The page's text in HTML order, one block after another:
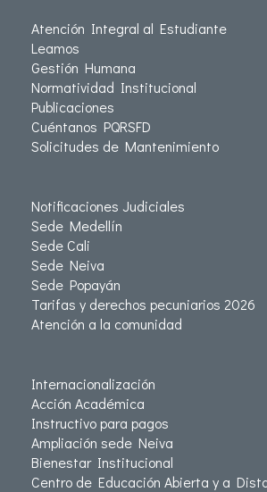
Atención Integral al Estudiante
Leamos
Gestión Humana
Normatividad Institucional
Publicaciones
Cuéntanos PQRSFD
Solicitudes de Mantenimiento
Notificaciones Judiciales
Sede Medellín
Sede Cali
Sede Neiva
Sede Popayán
Tarifas y derechos pecuniarios 2026
Atención a la comunidad
Internacionalización
Acción Académica
Instructivo para pagos
Ampliación sede Neiva
Bienestar Institucional
Centro de Educación Abierta y a